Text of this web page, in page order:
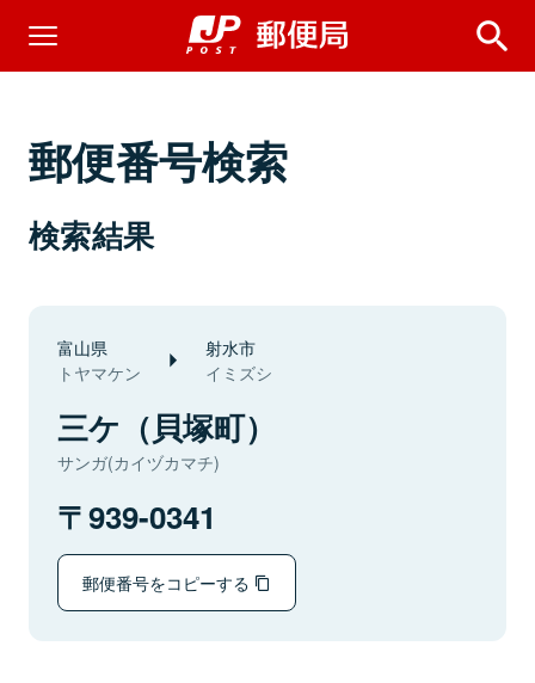
郵便番号検索
検索結果
富山県
トヤマケン
射水市
イミズシ
三ケ（貝塚町）
サンガ(カイヅカマチ)
939-0341
郵便番号をコピーする